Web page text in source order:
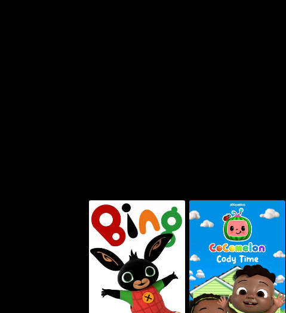
كودي تايم بينغ